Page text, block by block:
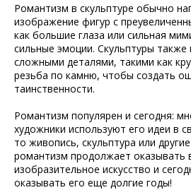
Романтизм в скульптуре обычно
изображение фигур с
как большие глаза или сильная
сильные эмоции. Скульптуры
сложными деталями, такими как
резьба по камню, чтобы создать
таинственности.
Романтизм популярен и сегодня:
художники используют его идеи в
то живопись, скульптура или другие
романтизм продолжает оказывать
изобразительное искусство и
оказывать его еще долгие годы!